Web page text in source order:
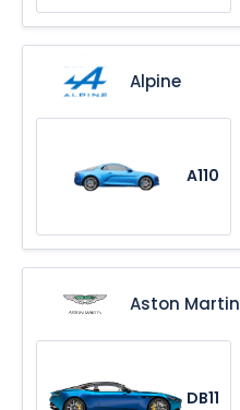
Alpine
A110
Aston Martin
DB11